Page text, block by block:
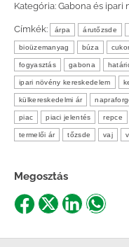
Kategória: Gabona és ipari
Címkék: árpa árutőzsde
bioüzemanyag búza
fogyasztás gabona
ipari növény kereskedelem
külkereskedelmi ár
piac piaci jelentés repce
termelői ár tőzsde vaj
Megosztás
ShareShareShareShare